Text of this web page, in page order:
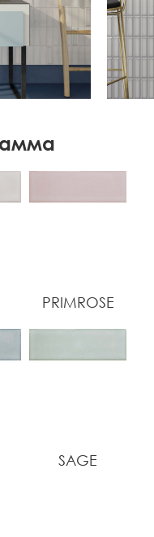
PRIMROSE
SAGE